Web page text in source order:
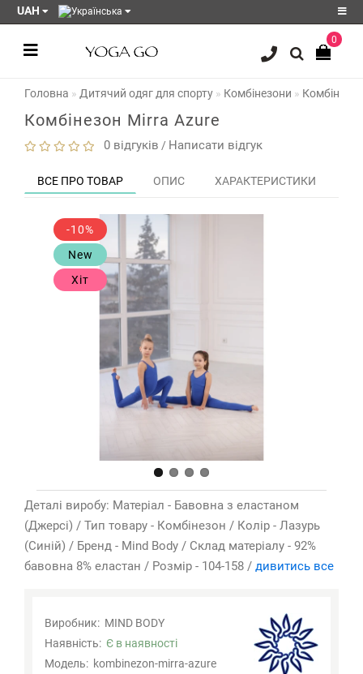
UAH
Реєстрація
Авторизація
Мої
0
Головна Дитячий одяг для спорту Комбінезони
Комбінезон Mirra Azure
0 відгуків / Написати відгук
ВСЕ ПРО ТОВАР ОПИС ХАРАКТЕРИСТИКИ
-10%
New
Хіт
Деталі виробу: Матеріал - Бавовна з еластаном
(Джерсі) / Тип товару - Комбінезон / Колір - Лазурь
(Синій) / Бренд - Mind Body / Склад матеріалу - 92%
бавовна 8% еластан / Розмір - 104-158 / дивитись все
Виробник: MIND BODY
Наявність: Є в наявності
Модель: kombinezon-mirra-azure